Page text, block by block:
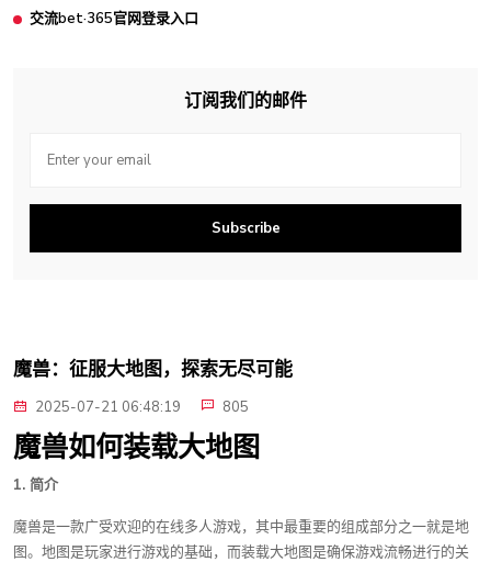
交流bet·365官网登录入口
订阅我们的邮件
Subscribe
魔兽：征服大地图，探索无尽可能
2025-07-21 06:48:19 805
魔兽如何装载大地图
1. 简介
魔兽是一款广受欢迎的在线多人游戏，其中最重要的组成部分之一就是地
图。地图是玩家进行游戏的基础，而装载大地图是确保游戏流畅进行的关